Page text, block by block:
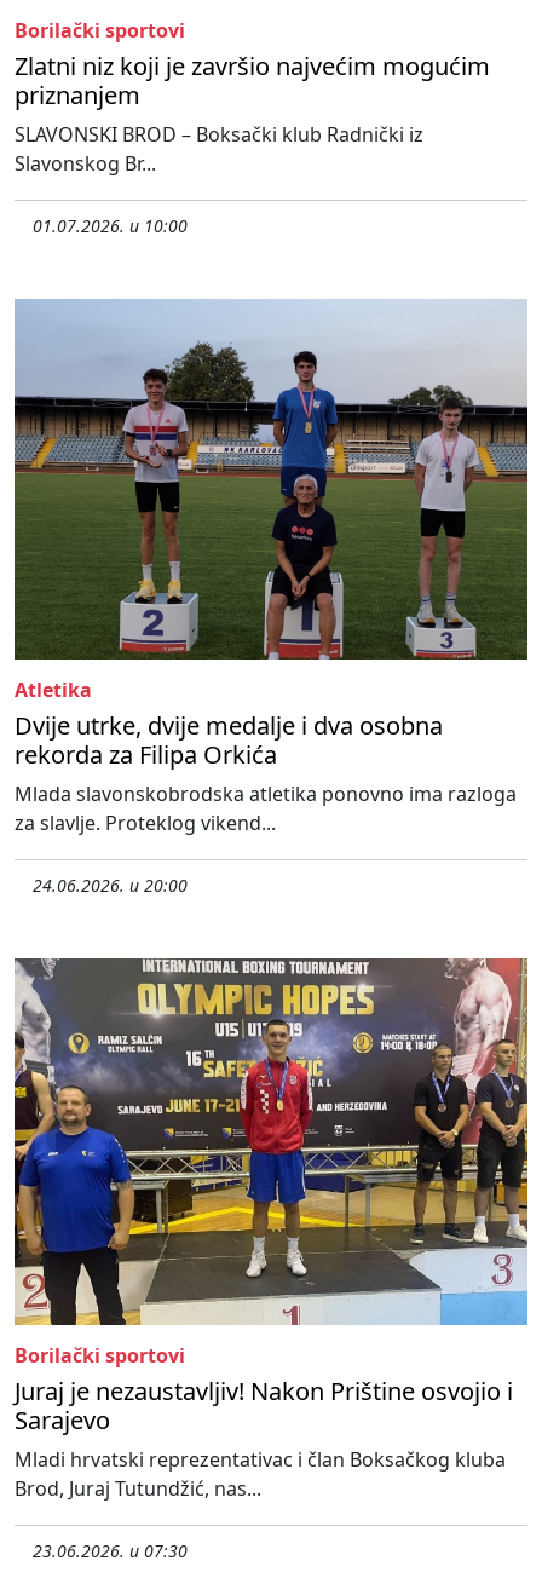
Borilački sportovi
Zlatni niz koji je završio najvećim mogućim
priznanjem
SLAVONSKI BROD – Boksački klub Radnički iz
Slavonskog Br...
01.07.2026. u 10:00
Atletika
Dvije utrke, dvije medalje i dva osobna
rekorda za Filipa Orkića
Mlada slavonskobrodska atletika ponovno ima razloga
za slavlje. Proteklog vikend...
24.06.2026. u 20:00
Borilački sportovi
Juraj je nezaustavljiv! Nakon Prištine osvojio i
Sarajevo
Mladi hrvatski reprezentativac i član Boksačkog kluba
Brod, Juraj Tutundžić, nas...
23.06.2026. u 07:30